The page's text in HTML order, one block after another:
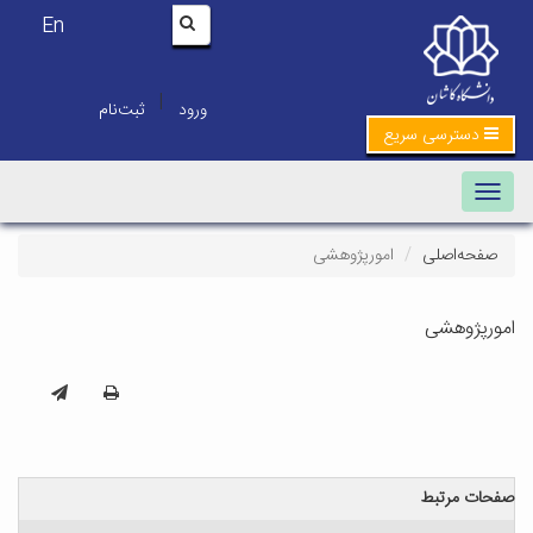
En
ورود | ثبت‌نام
دسترسی سریع
Toggle navigation
صفحه‌اصلی امورپژوهشی
امورپژوهشی
صفحات مرتبط